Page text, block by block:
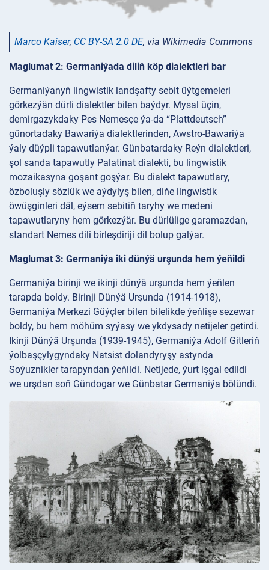
Marco Kaiser, CC BY-SA 2.0 DE, via Wikimedia Commons
Maglumat 2: Germaniýada diliň köp dialektleri bar
Germaniýanyň lingwistik landşafty sebit üýtgemeleri
görkezýän dürli dialektler bilen baýdyr. Mysal üçin,
demirgazykdaky Pes Nemesçe ýa-da “Plattdeutsch”
günortadaky Bawariýa dialektlerinden, Awstro-Bawariýa
ýaly düýpli tapawutlanýar. Günbatardaky Reýn dialektleri,
şol sanda tapawutly Palatinat dialekti, bu lingwistik
mozaikasyna goşant goşýar. Bu dialekt tapawutlary,
özboluşly sözlük we aýdylyş bilen, diňe lingwistik
öwüşginleri däl, eýsem sebitiň taryhy we medeni
tapawutlaryny hem görkezýär. Bu dürlülige garamazdan,
standart Nemes dili birleşdiriji dil bolup galýar.
Maglumat 3: Germaniýa iki dünýä urşunda hem ýeňildi
Germaniýa birinji we ikinji dünýä urşunda hem ýeňlen
tarapda boldy. Birinji Dünýä Urşunda (1914-1918),
Germaniýa Merkezi Güýçler bilen bilelikde ýeňlişe sezewar
boldy, bu hem möhüm syýasy we ykdysady netijeler getirdi.
Ikinji Dünýä Urşunda (1939-1945), Germaniýa Adolf Gitleriň
ýolbaşçylygyndaky Natsist dolandyryşy astynda
Soýuznikler tarapyndan ýeňildi. Netijede, ýurt işgal edildi
we urşdan soň Gündogar we Günbatar Germaniýa bölündi.